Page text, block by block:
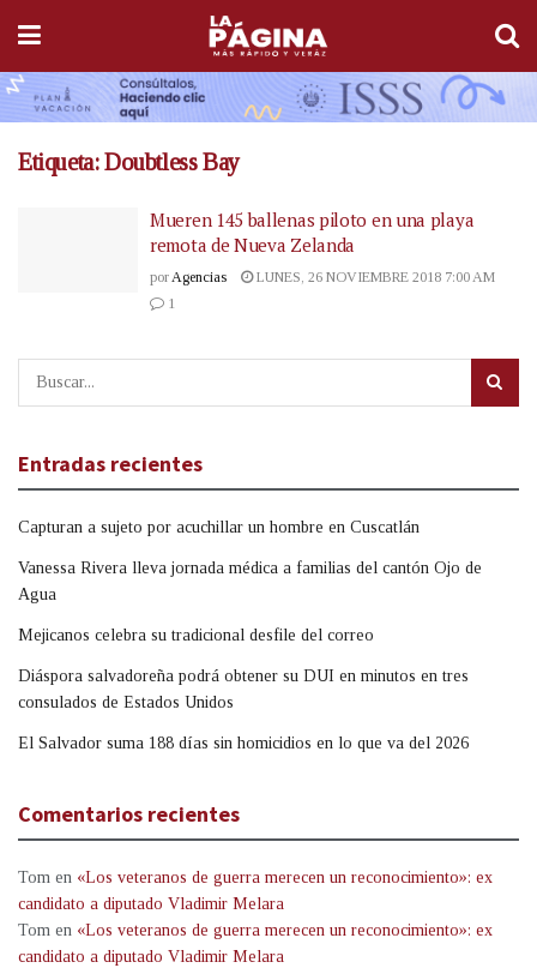
Etiqueta:Doubtless Bay
Mueren 145 ballenas piloto en una playa
remota de Nueva Zelanda
por Agencias
LUNES, 26 NOVIEMBRE 2018 7:00 AM
1
Entradas recientes
Capturan a sujeto por acuchillar un hombre en Cuscatlán
Vanessa Rivera lleva jornada médica a familias del cantón Ojo de
Agua
Mejicanos celebra su tradicional desfile del correo
Diáspora salvadoreña podrá obtener su DUI en minutos en tres
consulados de Estados Unidos
El Salvador suma 188 días sin homicidios en lo que va del 2026
Comentarios recientes
Tom en «Los veteranos de guerra merecen un reconocimiento»: ex
candidato a diputado Vladimir Melara
Tom en «Los veteranos de guerra merecen un reconocimiento»: ex
candidato a diputado Vladimir Melara